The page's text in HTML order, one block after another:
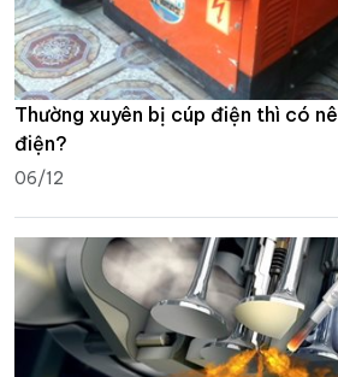
Thường xuyên bị cúp điện thì có
điện?
06/12